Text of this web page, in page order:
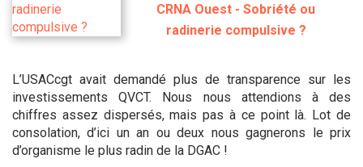
CRNA Ouest - Sobriété ou
radinerie compulsive ?
L’USACcgt avait demandé plus de transparence sur les
investissements QVCT. Nous nous attendions à des
chiffres assez dispersés, mais pas à ce point là. Lot de
consolation, d’ici un an ou deux nous gagnerons le prix
d’organisme le plus radin de la DGAC !